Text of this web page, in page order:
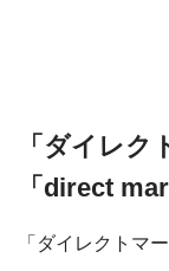
「ダイレ
「direct
「ダイレクトマ